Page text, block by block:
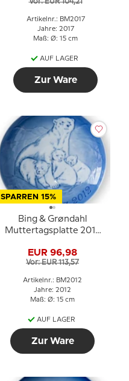
Artikelnr.: BM2017
Jahre: 2017
Maß: Ø: 15 cm
AUF LAGER
Zur Ware
SPARREN 15%
Bing & Grøndahl
Muttertagsplatte 2012
EUR 96,98
Vor: EUR 113,57
Artikelnr.: BM2012
Jahre: 2012
Maß: Ø: 15 cm
AUF LAGER
Zur Ware